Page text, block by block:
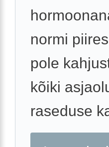
normi
pole
kõiki
raseduse